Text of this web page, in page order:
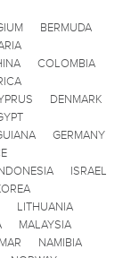
BERMUDA
COLOMBIA
DENMARK
GERMANY
ISRAEL
LITHUANIA
MALAYSIA
NAMIBIA